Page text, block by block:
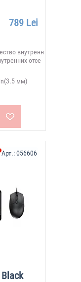
789 Lei
внутренн
отсе
мм)
Арт.:056606